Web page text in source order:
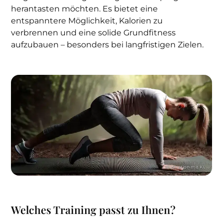
herantasten möchten. Es bietet eine
entspanntere Möglichkeit, Kalorien zu
verbrennen und eine solide Grundfitness
aufzubauen – besonders bei langfristigen Zielen.
Welches Training passt zu Ihnen?